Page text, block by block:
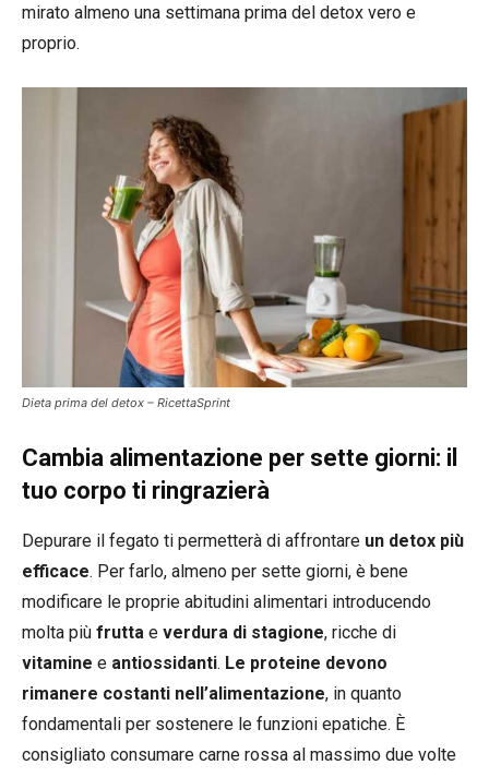
mirato almeno una settimana prima del detox vero e
proprio.
Dieta prima del detox – RicettaSprint
Cambia alimentazione per sette giorni: il
tuo corpo ti ringrazierà
Depurare il fegato ti permetterà di affrontare un detox più
efficace. Per farlo, almeno per sette giorni, è bene
modificare le proprie abitudini alimentari introducendo
molta più frutta e verdura di stagione, ricche di
vitamine e antiossidanti. Le proteine devono
rimanere costanti nell’alimentazione, in quanto
fondamentali per sostenere le funzioni epatiche. È
consigliato consumare carne rossa al massimo due volte